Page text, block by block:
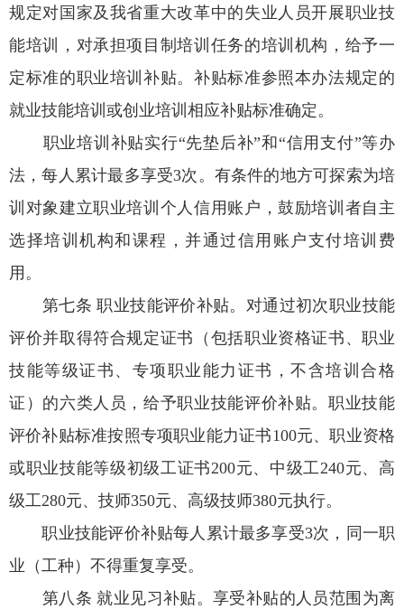
规定对国家及我省重大改革中的失业人员开展职业技
能培训，对承担项目制培训任务的培训机构，给予一
定标准的职业培训补贴。补贴标准参照本办法规定的
就业技能培训或创业培训相应补贴标准确定。
职业培训补贴实行“先垫后补”和“信用支付”等办
法，每人累计最多享受3次。有条件的地方可探索为培
训对象建立职业培训个人信用账户，鼓励培训者自主
选择培训机构和课程，并通过信用账户支付培训费
用。
第七条 职业技能评价补贴。对通过初次职业技能
评价并取得符合规定证书（包括职业资格证书、职业
技能等级证书、专项职业能力证书，不含培训合格
证）的六类人员，给予职业技能评价补贴。职业技能
评价补贴标准按照专项职业能力证书100元、职业资格
或职业技能等级初级工证书200元、中级工240元、高
级工280元、技师350元、高级技师380元执行。
职业技能评价补贴每人累计最多享受3次，同一职
业（工种）不得重复享受。
第八条 就业见习补贴。享受补贴的人员范围为离